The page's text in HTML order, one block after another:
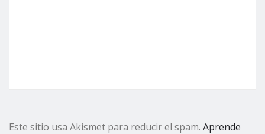
Este sitio usa Akismet para reducir el spam. Aprende